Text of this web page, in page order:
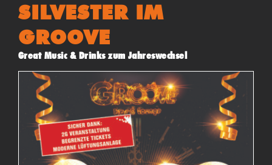
SILVESTER IM
GROOVE
Great Music & Drinks zum Jahreswechsel